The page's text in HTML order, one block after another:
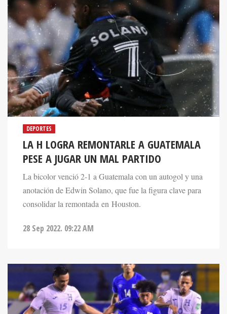
DEPORTES
LA H LOGRA REMONTARLE A GUATEMALA
PESE A JUGAR UN MAL PARTIDO
La bicolor venció 2-1 a Guatemala con un autogol y una
anotación de Edwin Solano, que fue la figura clave para
consolidar la remontada en Houston.
28 Sep 2022. 09:22 AM